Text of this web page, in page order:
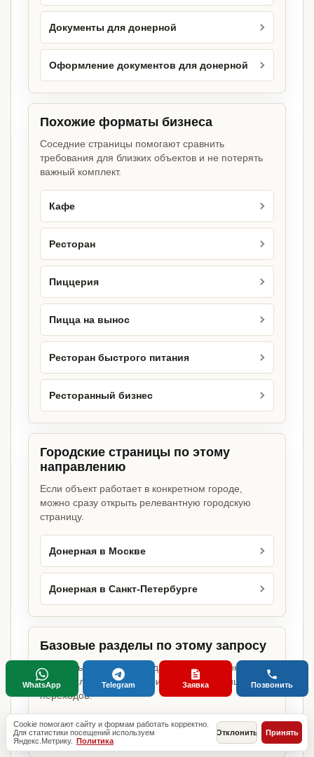
Документы для донерной
Оформление документов для донерной
Похожие форматы бизнеса
Соседние страницы помогают сравнить
требования для близких объектов и не потерять
важный комплект.
Кафе
Ресторан
Пиццерия
Пицца на вынос
Ресторан быстрого питания
Ресторанный бизнес
Городские страницы по этому
направлению
Если объект работает в конкретном городе,
можно сразу открыть релевантную городскую
страницу.
Донерная в Москве
Донерная в Санкт-Петербурге
Базовые разделы по этому запросу
Родительские страницы дают более широкий
обзор услуги, объекта или региона без лишних
переходов.
Документы для открытия бизнеса
Cookie помогают сайту и формам работать корректно.
Для статистики посещений используем
Яндекс.Метрику. Политика
Отклонить Принять
WhatsApp Telegram Заявка Позвонить